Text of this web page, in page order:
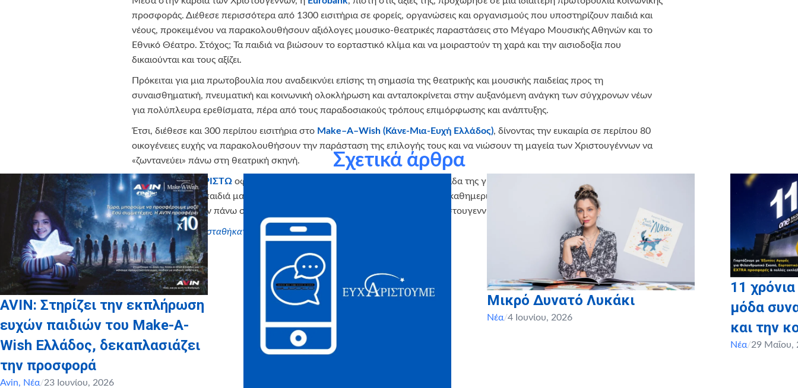
προσφοράς. Διέθεσε περισσότερα από 1300 εισιτήρια σε φορείς, οργανώσεις και οργανισμούς που υποστηρίζουν παιδιά και
νέους, προκειμένου να παρακολουθήσουν αξιόλογες μουσικο-θεατρικές παραστάσεις στο Μέγαρο Μουσικής Αθηνών και το
Εθνικό Θέατρο. Στόχος; Τα παιδιά να βιώσουν το εορταστικό κλίμα και να μοιραστούν τη χαρά και την αισιοδοξία που
δικαιούνται και τους αξίζει.
Πρόκειται για μια πρωτοβουλία που αναδεικνύει επίσης τη σημασία της θεατρικής και μουσικής παιδείας προς τη
συναισθηματική, πνευματική και κοινωνική ολοκλήρωση και ανταποκρίνεται στην αυξανόμενη ανάγκη των σύγχρονων νέων
για πολύπλευρα ερεθίσματα, πέρα από τους παραδοσιακούς τρόπους επιμόρφωσης και ανάπτυξης.
Έτσι, διέθεσε και 300 περίπου εισιτήρια στο Make–A–Wish (Κάνε-Μια-Ευχή Ελλάδος), δίνοντας την ευκαιρία σε περίπου 80
οικογένειες ευχής να παρακολουθήσουν την παράσταση της επιλογής τους και να νιώσουν τη μαγεία των Χριστουγέννων να
«ζωντανεύει» πάνω στη θεατρική σκηνή.
Ένα θερμόΕΥΧΑΡΙΣΤΩ οφείλουμε στην EUROBANK και ολόκληρη την ομάδα της για τη συγκινητική αυτή κίνηση, που έδωσε
την ευκαιρία στα παιδιά μας και τις οικογένειές τους να «ξεφύγουν» από την καθημερινότητα, να περάσουν ποιοτικό χρόνο μαζί
και να αποκτήσουν πάνω στη θεατρική σκηνή και απέκτησαν μοναδικές Χριστουγεννιάτικες στιγμές, αναμνήσεις και εικόνες!
Ευχαριστούμε που σταθήκατε δίπλα σε εμάς και τα παιδιά μας!
Σχετικά άρθρα
AVIN: Στηρίζει την εκπλήρωση
ευχών παιδιών του Make-A-
Wish Ελλάδος, δεκαπλασιάζει
την προσφορά
Avin, Νέα/23 Ιουνίου, 2026
Μικρό Δυνατό Λυκάκι
Νέα/4 Ιουνίου, 2026
11
μόδα
και την
Νέα/29 Μαΐου,